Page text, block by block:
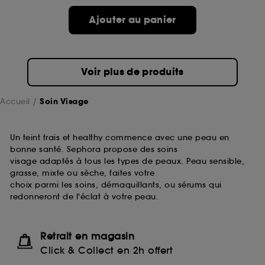
Ajouter au panier
Voir plus de produits
Accueil Soin Visage
Un teint frais et healthy commence avec une peau en
bonne santé. Sephora propose des soins
visage adaptés à tous les types de peaux. Peau sensible,
grasse, mixte ou sèche, faites votre
choix parmi les soins, démaquillants, ou sérums qui
redonneront de l'éclat à votre peau.
Retrait en magasin
Click & Collect en 2h offert
pouvez personnaliser vos choix concernant le dépôt
de ces cookies grâce au bouton "personnaliser mes
choix" ci-dessous ou décider de "tout accepter".
Sephora pourra associer les informations de
collectées ou générées lors de votre activité en ligne
ou en magasin. Pour refuser tous les cookies, cliques
sur "continuer sans accepter". Voous pouvez à tout
moment choisir de retirer votrte consentement. Si vous
souhaitez obtenir plus d'information sur les cookies
utilisés, cliquezici.